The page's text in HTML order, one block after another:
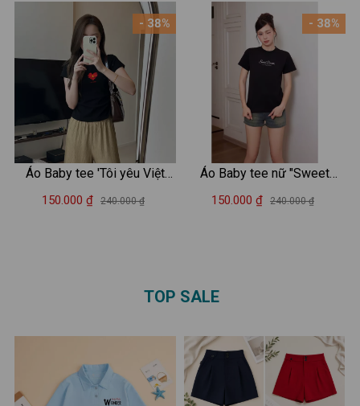
phông nữ Mã VT8131
- 38%
Áo Baby tee 'Tôi yêu Việt
Nam' in hình 'Cờ đỏ sao
150.000 ₫ 240.000 ₫
- 38%
Áo Baby tee nữ "Sweet
dream" 2 màu trắng/đen
150.000 ₫ 240.000 ₫
TOP SALE